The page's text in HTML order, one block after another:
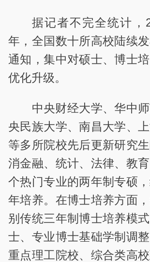
据记者不完全统计，
年，全国数十所高校陆续
通知，集中对硕士、博士
优化升级。
中央财经大学、华中
央民族大学、南昌大学、
等多所院校先后更新研究
消金融、统计、法律、教
个热门专业的两年制专硕
年培养。在博士培养方面
别传统三年制博士培养模
士、专业博士基础学制调
重点理工院校、综合类高